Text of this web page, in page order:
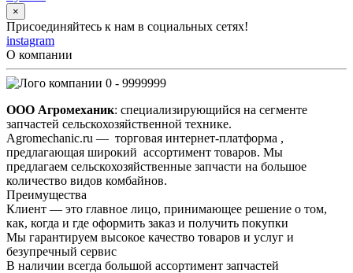
×
Присоединяйтесь к нам в социальных сетях!
instagram
О компании
0 - 9999999
ООО Агромеханик: специализирующийся на сегменте
запчастей сельскохозяйственной технике.
Agromechanic.ru — торговая интернет-платформа ,
предлагающая широкий ассортимент товаров. Мы
предлагаем сельскохозяйственные запчасти на большое
количество видов комбайнов.
Преимущества
Клиент — это главное лицо, принимающее решение о том,
как, когда и где оформить заказ и получить покупки
Мы гарантируем высокое качество товаров и услуг и
безупречный сервис
В наличии всегда большой ассортимент запчастей